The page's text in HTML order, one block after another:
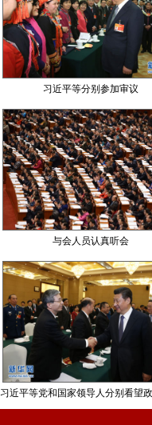
习近平等分别参加审议
与会人员认真听会
习近平等党和国家领导人分别看望